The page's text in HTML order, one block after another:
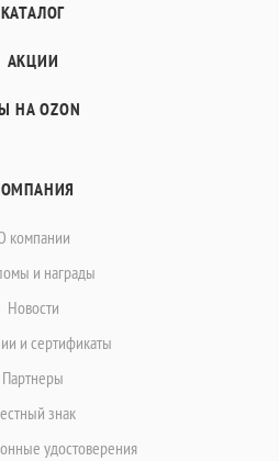
КАТАЛОГ
АКЦИИ
НА OZON
компании
и награды
Новости
и сертификаты
Партнеры
знак
удостоверения